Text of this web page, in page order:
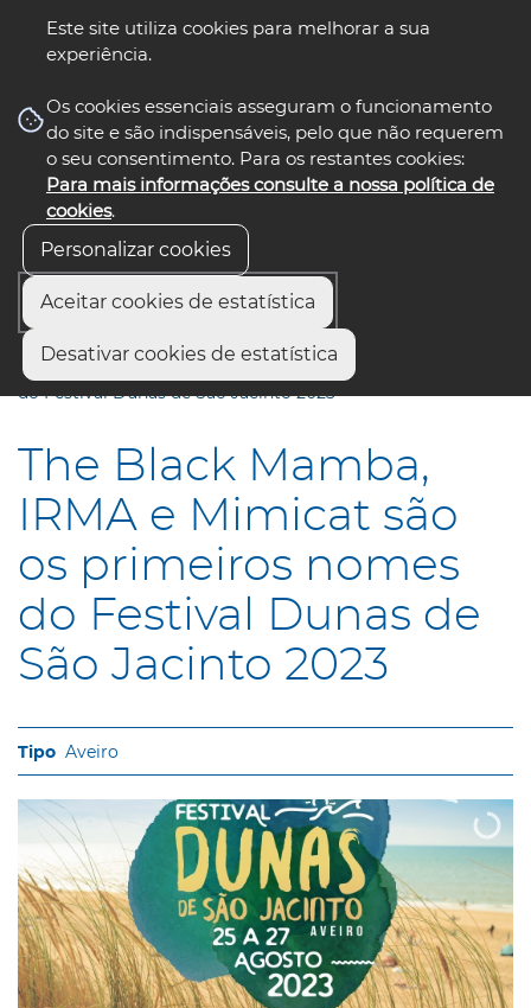
Este site utiliza cookies para melhorar a sua
experiência.
Os cookies essenciais asseguram o funcionamento
do site e são indispensáveis, pelo que não requerem
o seu consentimento. Para os restantes cookies:
Para mais informações consulte a nossa política de
cookies.
Personalizar cookies
Aceitar cookies de estatística
Desativar cookies de estatística
nos select language
Início
The Black Mamba, IRMA e Mimicat são os primeiros nomes
do Festival Dunas de São Jacinto 2023
The Black Mamba,
IRMA e Mimicat são
os primeiros nomes
do Festival Dunas de
São Jacinto 2023
Aveiro